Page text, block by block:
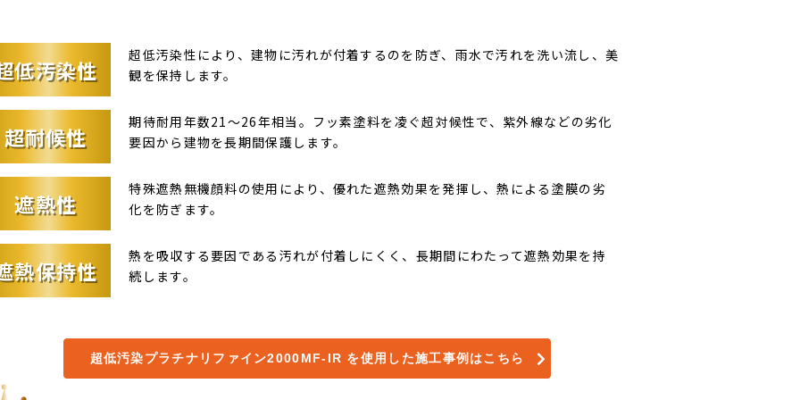
低汚染性
超低汚染性により、建物に汚れが付着するのを防ぎ、雨水で汚れを洗い流し、美
観を保持します。
超耐候性
期待耐用年数21～26年相当。フッ素塗料を凌ぐ超対候性で、紫外線などの劣化
要因から建物を長期間保護します。
遮熱性
特殊遮熱無機顔料の使用により、優れた遮熱効果を発揮し、熱による塗膜の劣
化を防ぎます。
熱保持性
熱を吸収する要因である汚れが付着しにくく、長期間にわたって遮熱効果を持
続します。
超低汚染プラチナリファイン2000MF-IR を使用した施工事例はこちら